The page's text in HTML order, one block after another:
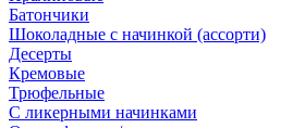
Батончики
Шоколадные с начинкой (ассорти)
Десерты
Кремовые
Трюфельные
С ликерными начинками